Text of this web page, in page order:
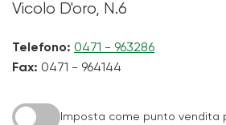
Vicolo D'oro, N.6
Telefono: 0471 - 963286
Fax: 0471 - 964144
Imposta come punto vendita